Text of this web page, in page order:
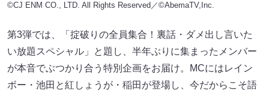
©CJ ENM CO., LTD. All Rights Reserved／©AbemaTV,Inc.
第3弾では、「掟破りの全員集合！裏話・ダメ出し言いた
い放題スペシャル」と題し、半年ぶりに集まったメンバー
が本音でぶつかり合う特別企画をお届け。MCにはレイン
ボー・池田と紅しょうが・稲田が登場し、今だからこそ語